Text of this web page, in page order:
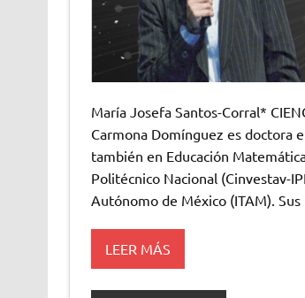
María Josefa Santos-Corral*
Carmona Domínguez es doctora
también en Educación
Politécnico Nacional (Cinvestav-
Autónomo de México (ITAM).
LEER MÁS